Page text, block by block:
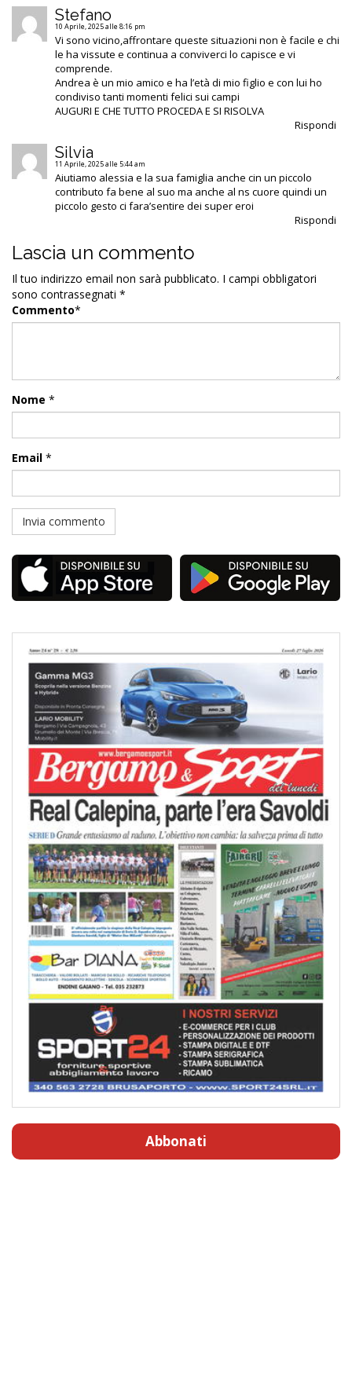
Stefano
10 Aprile, 2025 alle 8:16 pm
Vi sono vicino,affrontare queste situazioni non è facile e chi
le ha vissute e continua a conviverci lo capisce e vi
comprende.
Andrea è un mio amico e ha l’età di mio figlio e con lui ho
condiviso tanti momenti felici sui campi
AUGURI E CHE TUTTO PROCEDA E SI RISOLVA
Rispondi
Silvia
11 Aprile, 2025 alle 5:44 am
Aiutiamo alessia e la sua famiglia anche cin un piccolo
contributo fa bene al suo ma anche al ns cuore quindi un
piccolo gesto ci fara’sentire dei super eroi
Rispondi
Lascia un commento
Il tuo indirizzo email non sarà pubblicato. I campi obbligatori
sono contrassegnati *
Commento*
Nome *
Email *
Abbonati